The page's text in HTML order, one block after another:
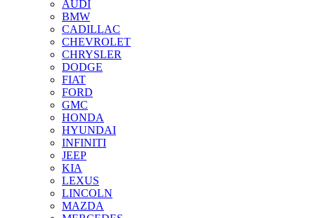
AUDI
BMW
CADILLAC
CHEVROLET
CHRYSLER
DODGE
FIAT
FORD
GMC
HONDA
HYUNDAI
INFINITI
JEEP
KIA
LEXUS
LINCOLN
MAZDA